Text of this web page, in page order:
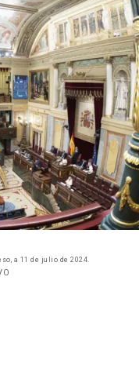
a 11 de julio de 2024.